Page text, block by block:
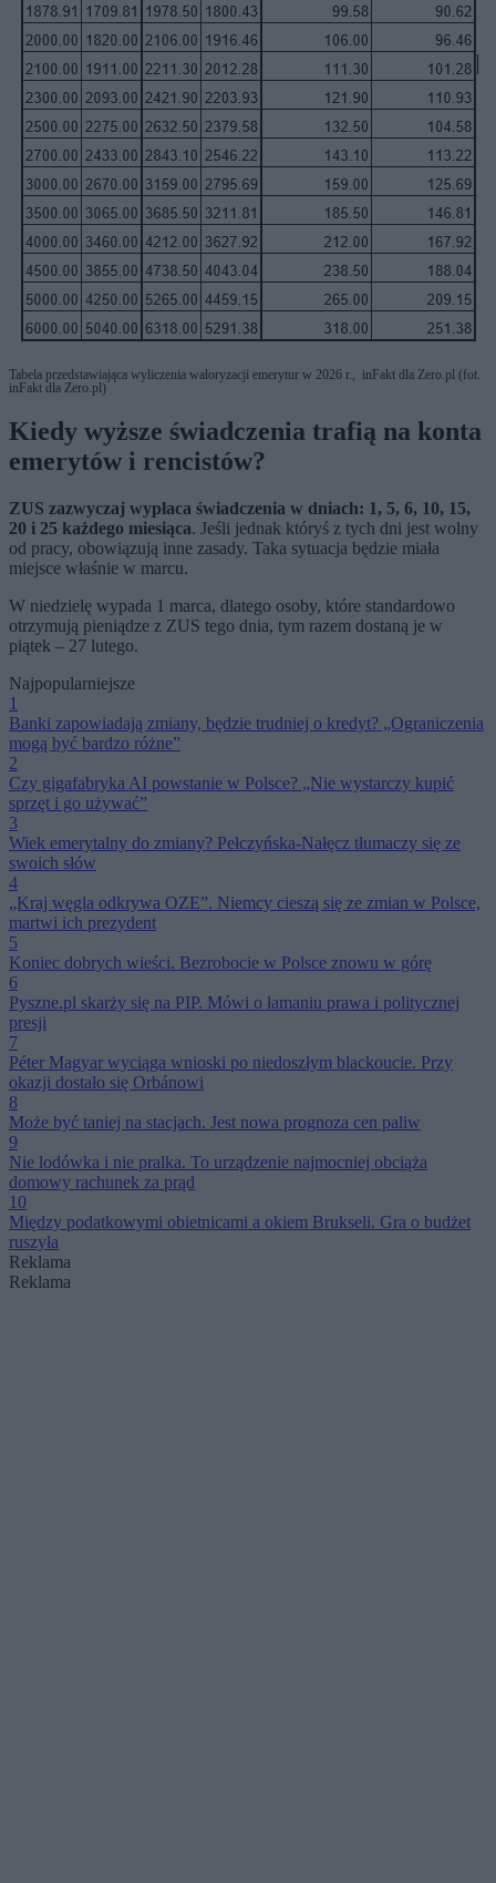
Tabela przedstawiająca wyliczenia waloryzacji emerytur w 2026 r., inFakt dla Zero.pl (fot.
inFakt dla Zero.pl)
Kiedy wyższe świadczenia trafią na konta
emerytów i rencistów?
ZUS zazwyczaj wypłaca świadczenia w dniach: 1, 5, 6, 10, 15,
20 i 25 każdego miesiąca. Jeśli jednak któryś z tych dni jest wolny
od pracy, obowiązują inne zasady. Taka sytuacja będzie miała
miejsce właśnie w marcu.
W niedzielę wypada 1 marca, dlatego osoby, które standardowo
otrzymują pieniądze z ZUS tego dnia, tym razem dostaną je w
piątek – 27 lutego.
Najpopularniejsze
1
Banki zapowiadają zmiany, będzie trudniej o kredyt? „Ograniczenia
mogą być bardzo różne”
2
Czy gigafabryka AI powstanie w Polsce? „Nie wystarczy kupić
sprzęt i go używać”
3
Wiek emerytalny do zmiany? Pełczyńska-Nałęcz tłumaczy się ze
swoich słów
4
„Kraj węgla odkrywa OZE”. Niemcy cieszą się ze zmian w Polsce,
martwi ich prezydent
5
Koniec dobrych wieści. Bezrobocie w Polsce znowu w górę
6
Pyszne.pl skarży się na PIP. Mówi o łamaniu prawa i politycznej
presji
7
Péter Magyar wyciąga wnioski po niedoszłym blackoucie. Przy
okazji dostało się Orbánowi
8
Może być taniej na stacjach. Jest nowa prognoza cen paliw
9
Nie lodówka i nie pralka. To urządzenie najmocniej obciąża
domowy rachunek za prąd
10
Między podatkowymi obietnicami a okiem Brukseli. Gra o budżet
ruszyła
Reklama
Reklama